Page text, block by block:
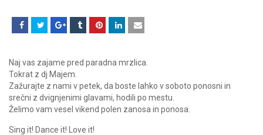
Naj vas zajame pred paradna mrzlica.
Tokrat z dj Majem.
Zažurajte z nami v petek, da boste lahko v soboto ponosni in
srečni z dvignjenimi glavami, hodili po mestu.
Želimo vam vesel vikend polen zanosa in ponosa.
Sing it! Dance it! Love it!